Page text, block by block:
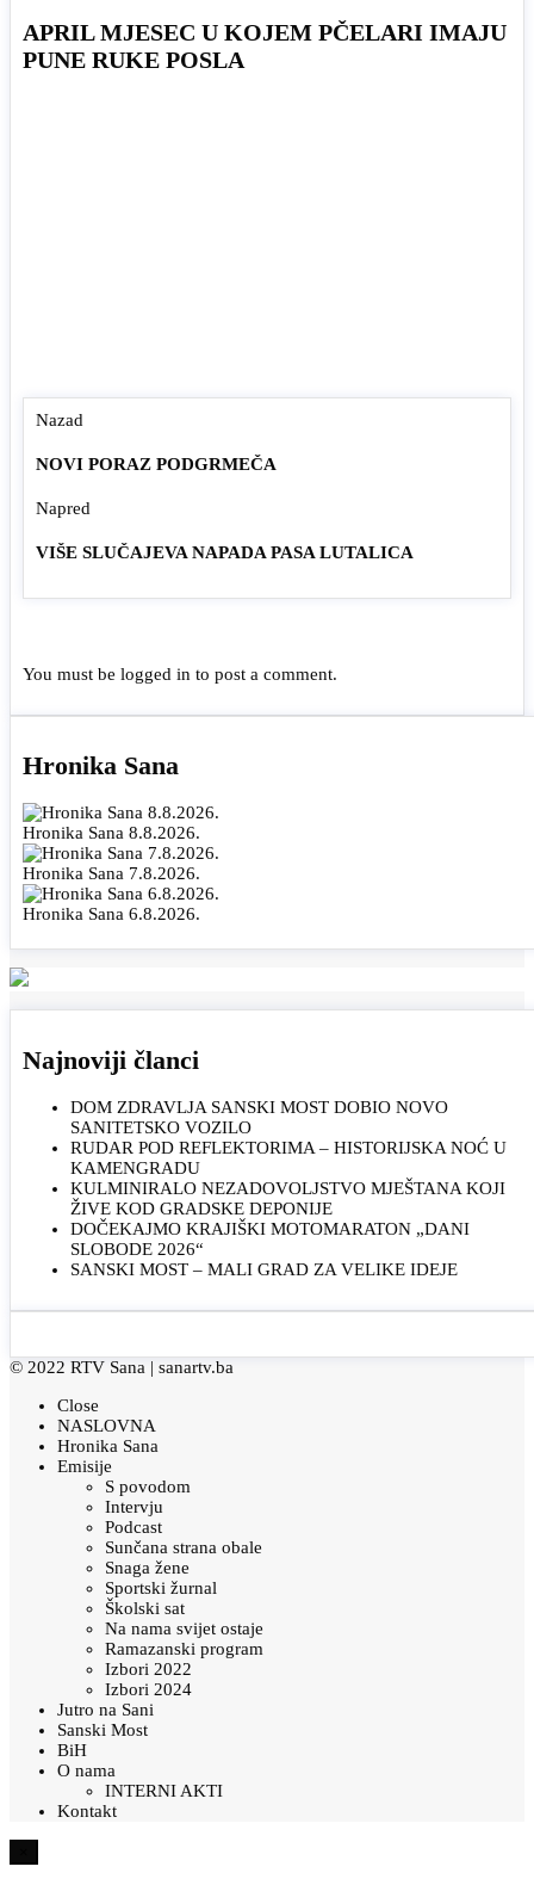
APRIL MJESEC U KOJEM PČELARI IMAJU
PUNE RUKE POSLA
Nazad
NOVI PORAZ PODGRMEČA
Napred
VIŠE SLUČAJEVA NAPADA PASA LUTALICA
You must be logged in to post a comment.
Hronika Sana
Hronika Sana 8.8.2026.
Hronika Sana 7.8.2026.
Hronika Sana 6.8.2026.
Najnoviji članci
DOM ZDRAVLJA SANSKI MOST DOBIO NOVO
SANITETSKO VOZILO
RUDAR POD REFLEKTORIMA – HISTORIJSKA NOĆ U
KAMENGRADU
KULMINIRALO NEZADOVOLJSTVO MJEŠTANA KOJI
ŽIVE KOD GRADSKE DEPONIJE
DOČEKAJMO KRAJIŠKI MOTOMARATON „DANI
SLOBODE 2026“
SANSKI MOST – MALI GRAD ZA VELIKE IDEJE
© 2022 RTV Sana | sanartv.ba
Close
NASLOVNA
Hronika Sana
Emisije
S povodom
Intervju
Podcast
Sunčana strana obale
Snaga žene
Sportski žurnal
Školski sat
Na nama svijet ostaje
Ramazanski program
Izbori 2022
Izbori 2024
Jutro na Sani
Sanski Most
BiH
O nama
INTERNI AKTI
Kontakt